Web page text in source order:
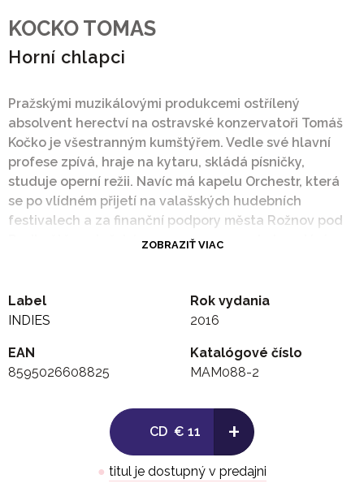
KOCKO TOMAS
Horní chlapci
Pražskými muzikálovými produkcemi ostřílený
absolvent herectví na ostravské konzervatoři Tomáš
Kočko je všestranným kumštýřem. Vedle své hlavní
profese zpívá, hraje na kytaru, skládá písničky,
studuje operní režii. Navíc má kapelu Orchestr, která
se po vlídném přijetí na valašských hudebních
festivalech a za finanční podpory města Rožnov pod
Radhoštěm v loňském roce propracovala k vydání
a opatřených texty Ladislava Nezdařila, osobitého
rožnovského básníka. Nezdařilova "zbojnická"
arzenálu nalezneme akustickou kytaru, flétny,
citerový cimbál, perkuse, housle i violu, vhodně
chlapci vkusný a neokázalý hold kraji, k němuž se
ZOBRAZIŤ VIAC
Label
INDIES
Rok vydania
2016
EAN
8595026608825
Katalógové číslo
MAM088-2
CD € 11 +
● titul je dostupný v predajni